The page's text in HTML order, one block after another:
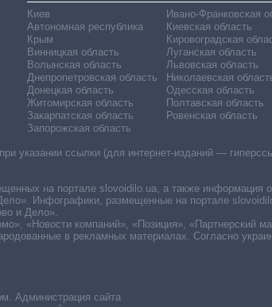
Киев
Автономная республика
Крым
Винницкая область
Волынская область
Днепропетровская область
Донецкая область
Житомирская область
Закарпатская область
Запорожская область
Ивано-Франковская
Киевская область
Кировоградская
Луганская область
Львовская область
Николаевская
Одесская область
Полтавская область
Ровенская область
Администрация сайта
указании ссылки (для интернет-изданий —
на портале slovoidilo.ua, а также информация
Инфографики, размещенные на портале
и Дело».
«Новости компаний», «Позиция», «Партнерский
в рекламных материалах. Согласно